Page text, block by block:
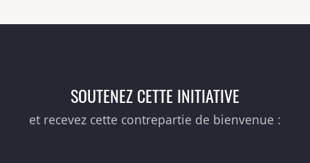
SOUTENEZ CETTE INITIATIVE
et recevez cette contrepartie de bienvenue :